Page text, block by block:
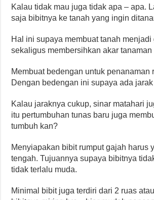
Kalau tidak mau juga tidak apa – apa.
saja bibitnya ke tanah yang ingin
Hal ini supaya membuat tanah menjadi
sekaligus membersihkan akar
Membuat bedengan untuk penanaman
Dengan bedengan ini supaya ada
Kalau jaraknya cukup, sinar matahari
itu pertumbuhan tunas baru juga
tumbuh kan?
Menyiapakan bibit rumput gajah harus
tengah. Tujuannya supaya bibitnya
tidak terlalu muda.
Minimal bibit juga terdiri dari 2 ruas